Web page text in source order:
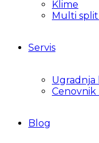
Klime
Multi split
Servis
Ugradnja
Cenovnik
Blog